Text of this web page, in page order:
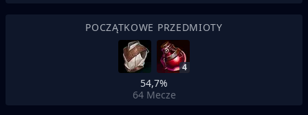
POCZĄTKOWE PRZEDMIOTY
4
54,7%
64 Mecze